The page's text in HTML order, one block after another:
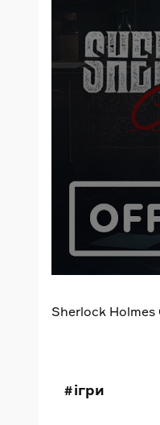
Sherlock Holmes
ігри